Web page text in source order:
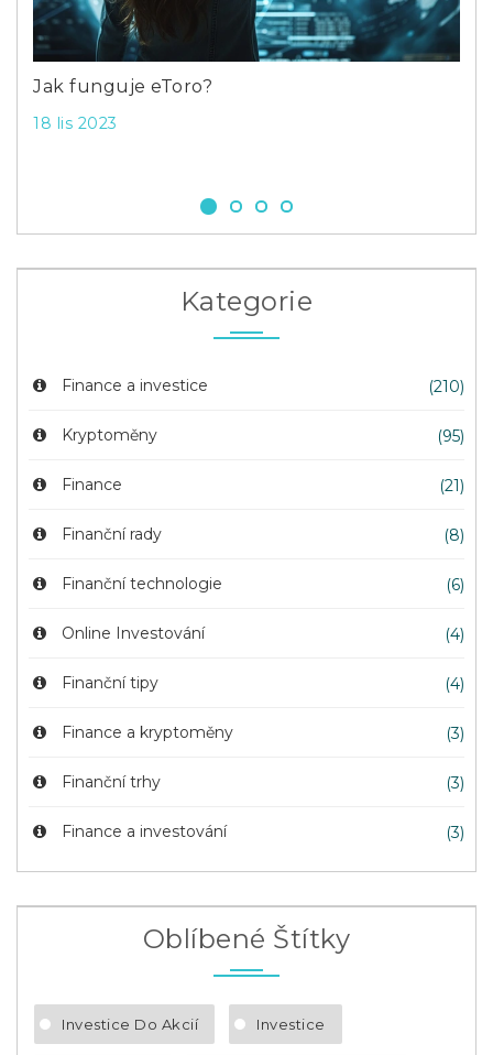
Jak funguje eToro?
18 lis 2023
Previous Next
Kategorie
Finance a investice (210)
Kryptoměny (95)
Finance (21)
Finanční rady (8)
Finanční technologie (6)
Online Investování (4)
Finanční tipy (4)
Finance a kryptoměny (3)
Finanční trhy (3)
Finance a investování (3)
Oblíbené Štítky
Investice Do Akcií Investice